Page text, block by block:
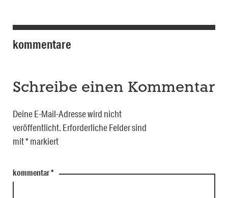
kommentare
Schreibe einen Kommentar
Deine E-Mail-Adresse wird nicht
veröffentlicht. Erforderliche Felder sind
mit*markiert
kommentar*